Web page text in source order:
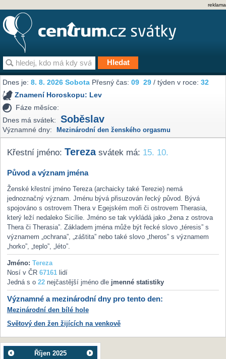
reklama
Dnes je:8. 8. 2026 Sobota Přesný čas:09 29 / týden v roce:32
Znamení Horoskopu: Lev
Fáze měsíce:
Dnes má svátek:
Soběslav
Významné dny: Mezinárodní den ženského orgasmu
Křestní jméno: Terezasvátek má: 15. 10.
Původ a význam jména
Ženské křestní jméno Tereza (archaicky také Terezie) nemá
jednoznačný význam. Jménu bývá přisuzován řecký původ. Bývá
spojováno s ostrovem Thera v Egejském moři či ostrovem Therasia,
který leží nedaleko Sicílie. Jméno se tak vykládá jako „žena z ostrova
Thera či Therasia”. Základem jména může být řecké slovo „téresis” s
významem „ochrana”, „záštita” nebo také slovo „theros” s významem
„horko”, „teplo”, „léto”.
Jméno: Tereza
Nosí v ČR 67161lidí
Jedná s o 22nejčastější jméno dle jmenné statistiky
Významné a mezinárodní dny pro tento den:
Mezinárodní den bílé hole
Světový den žen žijících na venkově
Říjen 2025